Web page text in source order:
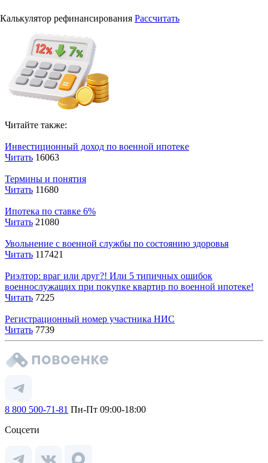
Калькулятор рефинансирования Рассчитать
Читайте также:
Инвестиционный доход по военной ипотеке
Читать 16063
Термины и понятия
Читать 11680
Ипотека по ставке 6%
Читать 21080
Увольнение с военной службы по состоянию здоровья
Читать 117421
Риэлтор: враг или друг?! Или 5 типичных ошибок
военнослужащих при покупке квартир по военной ипотеке!
Читать 7225
Регистрационный номер участника НИС
Читать 7739
8 800 500-71-81 Пн-Пт 09:00-18:00
Соцсети